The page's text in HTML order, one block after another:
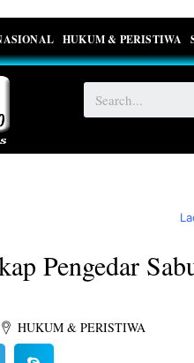
HUKUM & PERISTIWA
Pengedar
HUKUM & PERISTIWA